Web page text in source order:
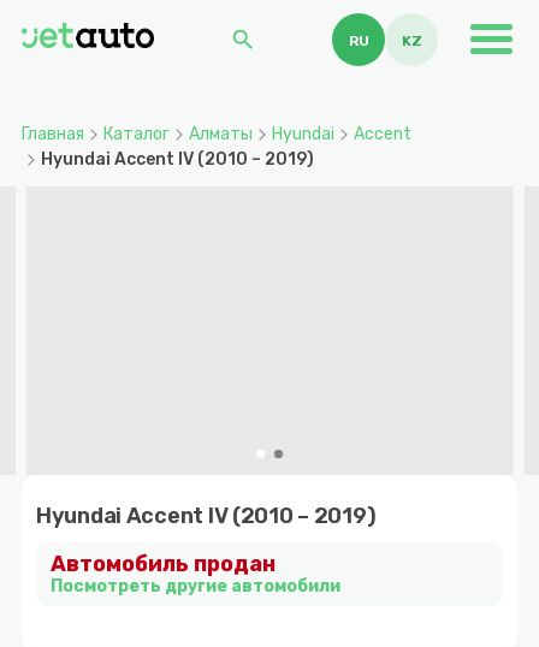
search RU KZ
Главная Каталог Алматы Hyundai
Accent
Hyundai Accent IV (2010 – 2019)
Hyundai Accent IV (2010 – 2019)
Автомобиль продан
Посмотреть другие автомобили